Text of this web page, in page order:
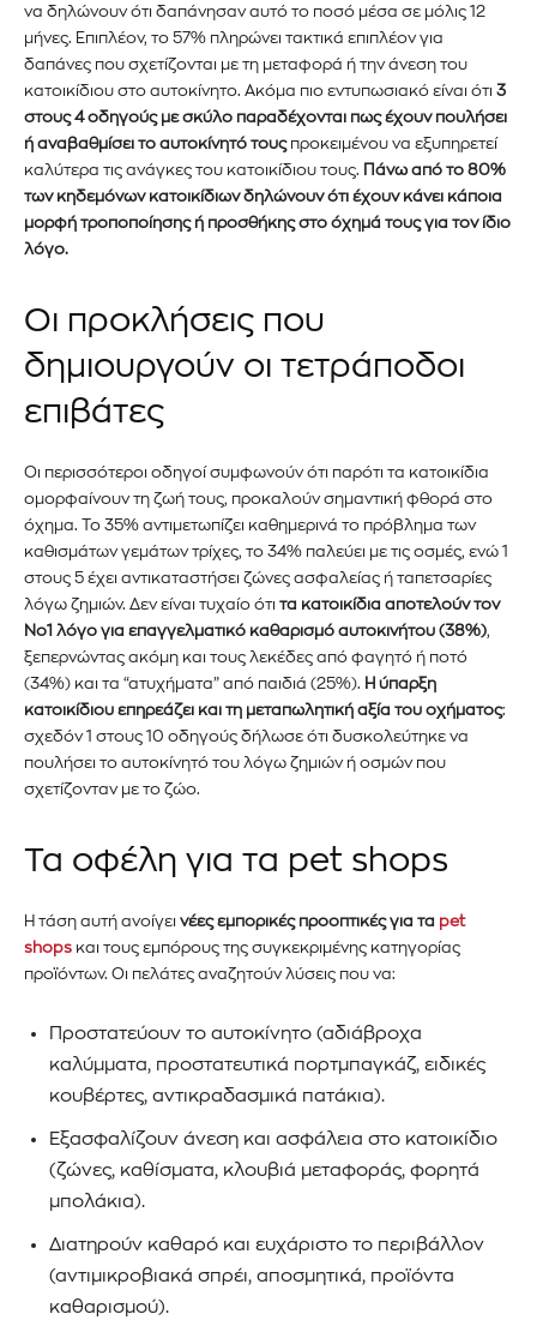
Εγγραφείτε στο Newsletter του
PetshopMarket.gr και
προϊόντα και τις εξελίξεις της
αγοράς.
Για να εγγραφείτε, απλώς εισάγετε τη διεύθυνση email σας
και δεν θα σας στείλουμε ανεπιθύμητα μηνύματα. Οι
πληροφορίες σας είναι ασφαλείς μαζί μας.
Διάβασα και αποδέχομαι την Πολιτική Απορρήτου .
να δηλώνουν ότι δαπάνησαν αυτό το ποσό μέσα σε μόλις 12
μήνες. Επιπλέον, το 57% πληρώνει τακτικά επιπλέον για
δαπάνες που σχετίζονται με τη μεταφορά ή την άνεση του
κατοικίδιου στο αυτοκίνητο. Ακόμα πιο εντυπωσιακό είναι ότι 3
στους 4 οδηγούς με σκύλο παραδέχονται πως έχουν πουλήσει
ή αναβαθμίσει το αυτοκίνητό τουςπροκειμένου να εξυπηρετεί
καλύτερα τις ανάγκες του κατοικίδιου τους. Πάνω από το 80%
των κηδεμόνων κατοικίδιων δηλώνουν ότι έχουν κάνει κάποια
μορφή τροποποίησης ή προσθήκης στο όχημά τους για τον ίδιο
λόγο.
Οι προκλήσεις που
δημιουργούν οι τετράποδοι
επιβάτες
Οι περισσότεροι οδηγοί συμφωνούν ότι παρότι τα κατοικίδια
ομορφαίνουν τη ζωή τους, προκαλούν σημαντική φθορά στο
όχημα. Το 35% αντιμετωπίζει καθημερινά το πρόβλημα των
καθισμάτων γεμάτων τρίχες, το 34% παλεύει με τις οσμές, ενώ 1
στους 5 έχει αντικαταστήσει ζώνες ασφαλείας ή ταπετσαρίες
λόγω ζημιών. Δεν είναι τυχαίο ότι τα κατοικίδια αποτελούν τον
Νο1 λόγο για επαγγελματικό καθαρισμό αυτοκινήτου (38%),
ξεπερνώντας ακόμη και τους λεκέδες από φαγητό ή ποτό
(34%) και τα “ατυχήματα” από παιδιά (25%). Η ύπαρξη
κατοικίδιου επηρεάζει και τη μεταπωλητική αξία του οχήματος:
σχεδόν 1 στους 10 οδηγούς δήλωσε ότι δυσκολεύτηκε να
πουλήσει το αυτοκίνητό του λόγω ζημιών ή οσμών που
σχετίζονταν με το ζώο.
Τα οφέλη για τα pet shops
Η τάση αυτή ανοίγει νέες εμπορικές προοπτικές για τα pet
shops και τους εμπόρους της συγκεκριμένης κατηγορίας
προϊόντων. Οι πελάτες αναζητούν λύσεις που να:
Προστατεύουν το αυτοκίνητο (αδιάβροχα
καλύμματα, προστατευτικά πορτμπαγκάζ, ειδικές
κουβέρτες, αντικραδασμικά πατάκια).
Εξασφαλίζουν άνεση και ασφάλεια στο κατοικίδιο
(ζώνες, καθίσματα, κλουβιά μεταφοράς, φορητά
μπολάκια).
Διατηρούν καθαρό και ευχάριστο το περιβάλλον
(αντιμικροβιακά σπρέι, αποσμητικά, προϊόντα
καθαρισμού).